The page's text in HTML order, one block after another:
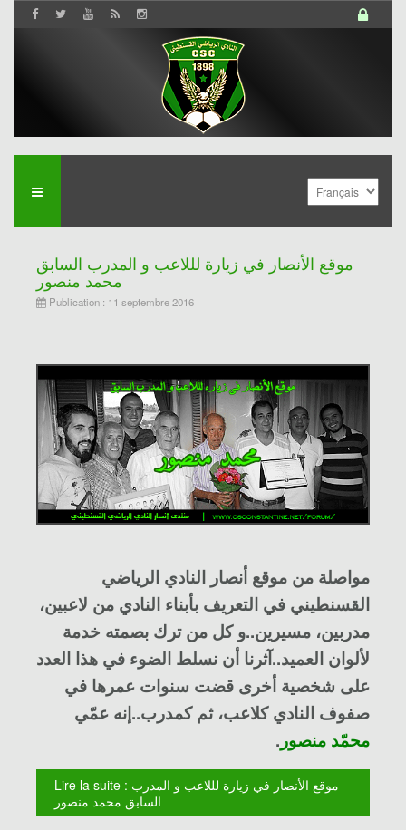
موقع الأنصار في زيارة لللاعب و المدرب السابق
محمد منصور
Publication : 11 septembre 2016
مواصلة من موقع أنصار النادي الرياضي
القسنطيني في التعريف بأبناء النادي من لاعبين،
مدربين، مسيرين..و كل من ترك بصمته خدمة
لألوان العميد..آثرنا أن نسلط الضوء في هذا العدد
على شخصية أخرى قضت سنوات عمرها في
صفوف النادي كلاعب، ثم كمدرب..إنه عمّي
محمّد منصور .
Lire la suite : موقع الأنصار في زيارة لللاعب و المدرب
السابق محمد منصور